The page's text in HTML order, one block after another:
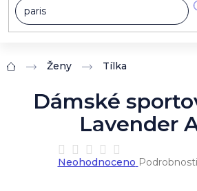
Domů Ženy Tílka
Dámské
Lavender
Průměrné
hodnocení
Neohodnoceno